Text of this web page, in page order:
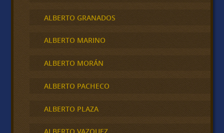
ALBERTO GRANADOS
ALBERTO MARINO
ALBERTO MORÁN
ALBERTO PACHECO
ALBERTO PLAZA